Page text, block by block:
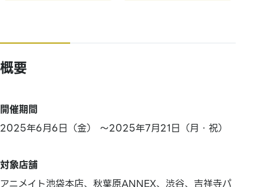
概要
開催期間
2025年6月6日（金） ～2025年7月21日（月・祝）
対象店舗
アニメイト池袋本店、秋葉原ANNEX、渋谷、吉祥寺パ